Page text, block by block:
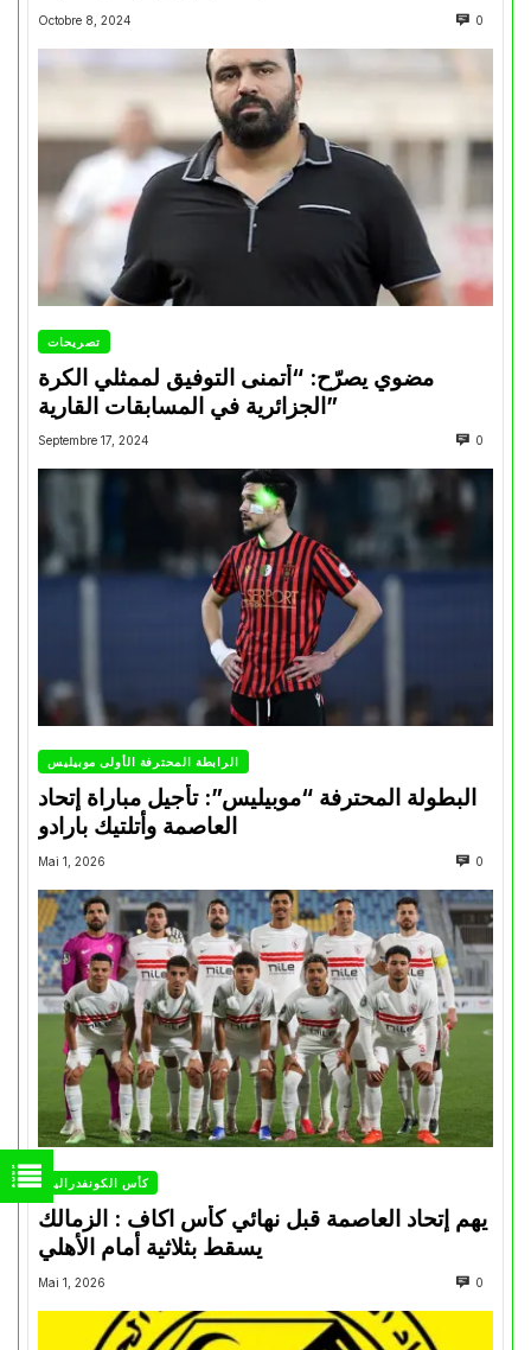
Octobre 8, 2024 0
تصريحات
مضوي يصرّح: “أتمنى التوفيق لممثلي الكرة
الجزائرية في المسابقات القارية”
Septembre 17, 2024 0
الرابطة المحترفة الأولى موبيليس
البطولة المحترفة “موبيليس”: تأجيل مباراة إتحاد
العاصمة وأتلتيك بارادو
Mai 1, 2026 0
كأس الكونفدرالية
يهم إتحاد العاصمة قبل نهائي كأس اكاف : الزمالك
Mai 1, 2026 0